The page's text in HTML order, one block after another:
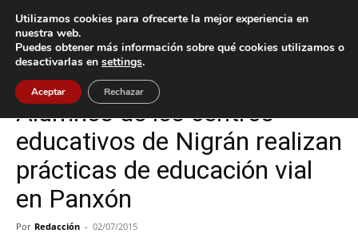
Inicio Nigrán
Nigrán
Alumnos de los centros
educativos de Nigrán realizan
prácticas de educación vial
en Panxón
Por Redacción - 02/07/2015
Utilizamos cookies para ofrecerte la mejor experiencia en
nuestra web.
Puedes obtener más información sobre qué cookies utilizamos o
desactivarlas en settings.
Aceptar Rechazar